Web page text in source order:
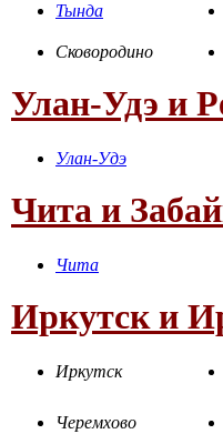
Тында
Сковородино
Улан-Удэ и
Улан-Удэ
Чита и
Чита
Иркутск и
Иркутск
Черемхово